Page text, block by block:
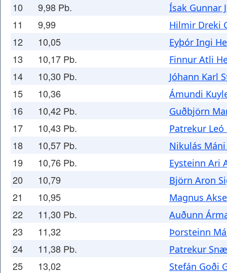
10 9,98 Pb. Ísak Gunnar
11 9,99 Hilmir Dreki
12 10,05 Eyþór Ingi
13 10,17 Pb. Finnur Atli
14 10,30 Pb. Jóhann Karl
15 10,36 Ámundi
16 10,42 Pb. Guðbjörn
17 10,43 Pb. Patrekur
18 10,57 Pb. Nikulás
19 10,76 Pb. Eysteinn Ari
20 10,79 Björn Aron
21 10,95 Magnus
22 11,30 Pb. Auðunn
23 11,32 Þorsteinn
24 11,38 Pb. Patrekur
25 13,02 Stefán Goði